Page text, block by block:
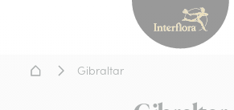
Home
Gibraltar